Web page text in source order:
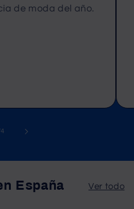
de moda del año.
4
España Ver todo